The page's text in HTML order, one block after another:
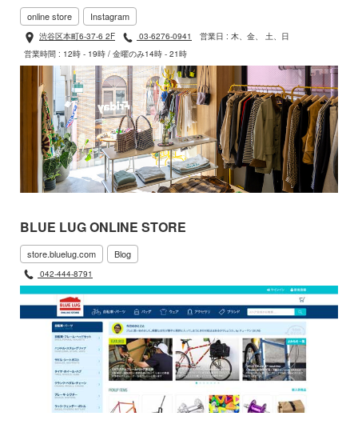
online store Instagram
渋谷区本町6-37-6 2F 03-6276-0941
営業日 : 木、金、 土、日
営業時間 : 12時 - 19時 / 金曜のみ14時 - 21時
BLUE LUG ONLINE STORE
store.bluelug.com Blog
042-444-8791